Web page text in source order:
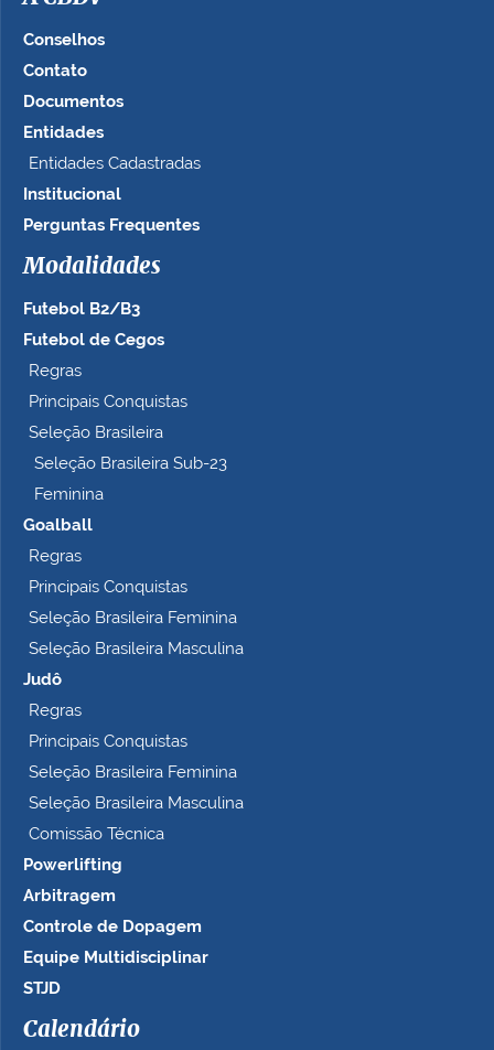
Conselhos
Contato
Documentos
Entidades
Entidades Cadastradas
Institucional
Perguntas Frequentes
Modalidades
Futebol B2/B3
Futebol de Cegos
Regras
Principais Conquistas
Seleção Brasileira
Seleção Brasileira Sub-23
Feminina
Goalball
Regras
Principais Conquistas
Seleção Brasileira Feminina
Seleção Brasileira Masculina
Judô
Regras
Principais Conquistas
Seleção Brasileira Feminina
Seleção Brasileira Masculina
Comissão Técnica
Powerlifting
Arbitragem
Controle de Dopagem
Equipe Multidisciplinar
STJD
Calendário